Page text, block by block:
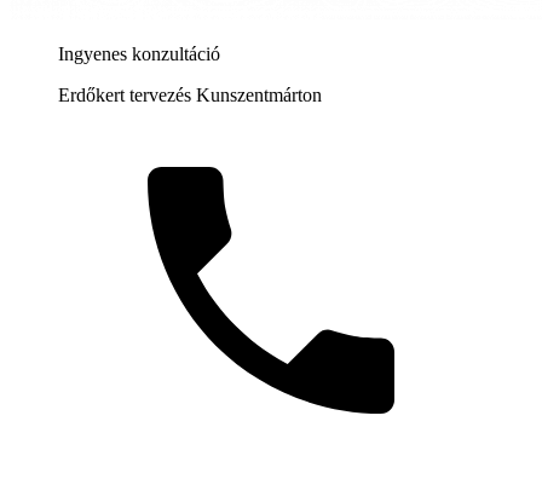
Ingyenes konzultáció
Erdőkert tervezés Kunszentmárton